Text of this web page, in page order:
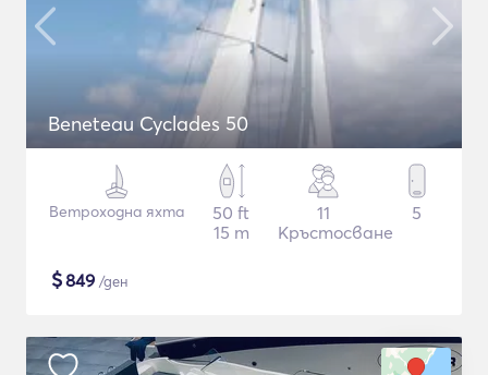
Beneteau Cyclades 50
Ветроходна яхта
50 ft
15 m
11
Кръстосване
5
$849 /ден